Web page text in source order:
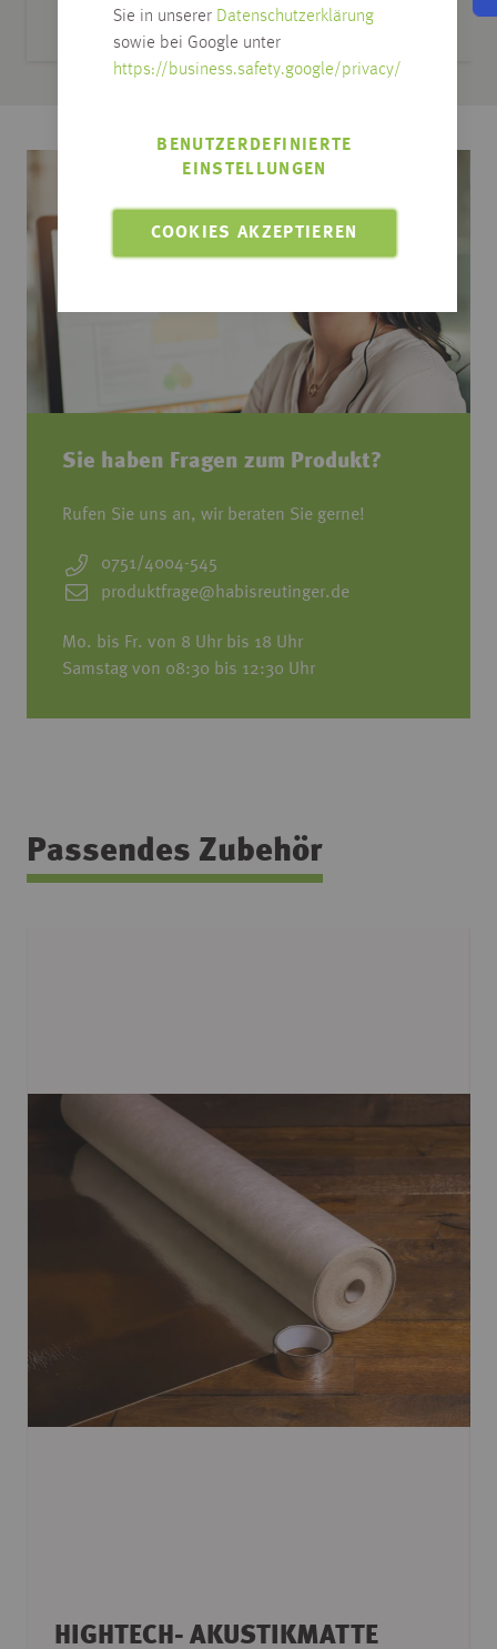
Sie in unserer Datenschutzerklärung
sowie bei Google unter
https://business.safety.google/privacy/
COOKIES AKZEPTIEREN
BENUTZERDEFINIERTE
EINSTELLUNGEN
Sie haben Fragen zum Produkt?
Rufen Sie uns an, wir beraten Sie gerne!
0751/4004-545
produktfrage@habisreutinger.de
Mo. bis Fr. von 8 Uhr bis 18 Uhr
Samstag von 08:30 bis 12:30 Uhr
Passendes Zubehör
HIGHTECH- AKUSTIKMATTE